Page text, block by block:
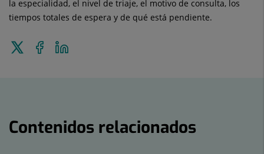
la especialidad, el nivel de triaje, el motivo de consulta, los
tiempos totales de espera y de qué está pendiente.
Enviar
Compartir
en
Contenidos relacionados